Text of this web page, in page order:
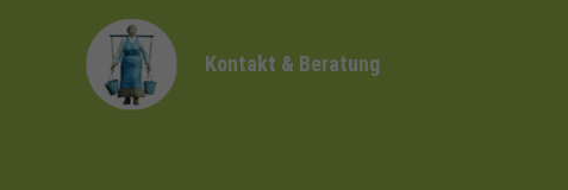
Kontakt & Beratung